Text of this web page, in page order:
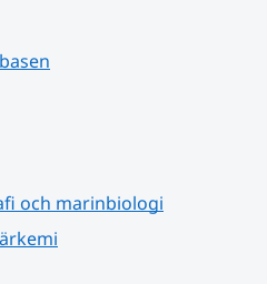
och marinbiologi